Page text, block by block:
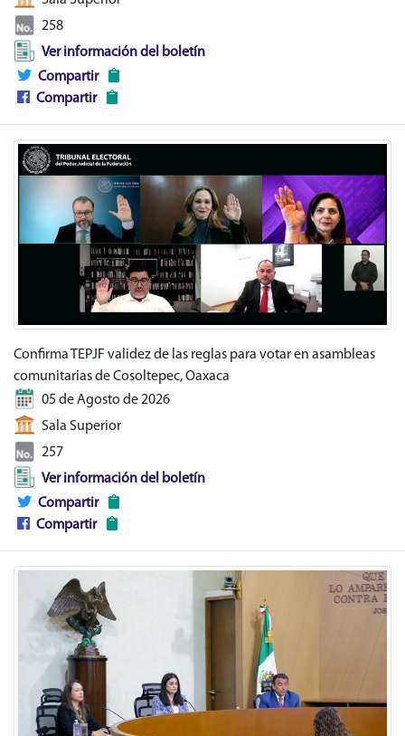
258
Ver información del boletín
Compartir
Compartir
Confirma TEPJF validez de las reglas para votar en asambleas
comunitarias de Cosoltepec, Oaxaca
05 de Agosto de 2026
Sala Superior
257
Ver información del boletín
Compartir
Compartir